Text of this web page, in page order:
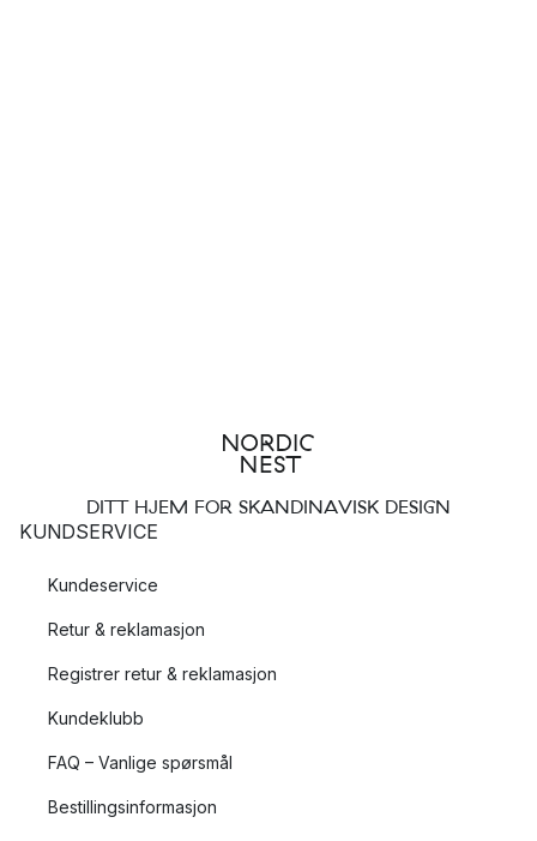
DITT HJEM FOR SKANDINAVISK DESIGN
KUNDSERVICE
Kundeservice
Retur & reklamasjon
Registrer retur & reklamasjon
Kundeklubb
FAQ – Vanlige spørsmål
Bestillingsinformasjon